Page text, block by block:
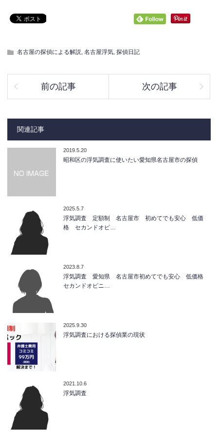
名古屋の探偵による解説 名古屋浮気 探偵日記
前の記事 次の記事
関連記事
2019.5.20
昭和区の浮気調査に使いたい愛知県名古屋市の探偵
2025.5.7
浮気調査 定額制 名古屋市 初めてでも安心 低価
格 セカンドオピ…
2023.8.7
浮気調査 愛知県 名古屋市初めてでも安心 低価格
セカンドオピニ…
2025.9.30
浮気調査における探偵業の現状
2021.10.6
浮気調査